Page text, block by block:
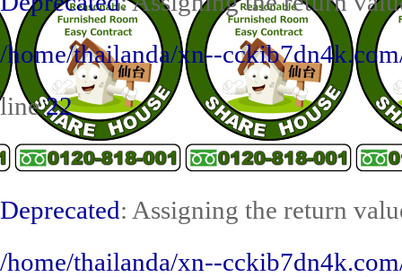
/home/thailanda/xn--
line22
Deprecated: Assigning the return
/home/thailanda/xn--